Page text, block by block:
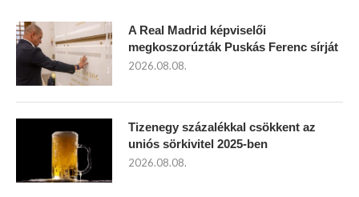
A Real Madrid képviselői
megkoszorúzták Puskás Ferenc sírját
2026.08.08.
Tizenegy százalékkal csökkent az
uniós sörkivitel 2025-ben
2026.08.08.